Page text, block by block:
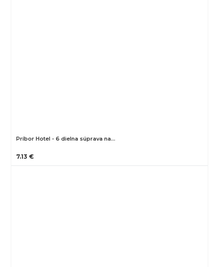
Príbor Hotel - 6 dielna súprava na…
7.13 €